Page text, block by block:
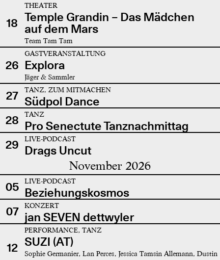
18
THEATER
Temple Grandin – Das Mädchen
auf dem Mars
Team Tam Tam
26
GASTVERANSTALTUNG
Explora
Jäger & Sammler
27 TANZ, ZUM MITMACHEN
Südpol Dance
28
TANZ
Pro Senectute Tanznachmittag
29
LIVE-PODCAST
Drags Uncut
November 2026
05 LIVE-PODCAST
Beziehungskosmos
07
KONZERT
jan SEVEN dettwyler
12
PERFORMANCE, TANZ
SUZI (AT)
Sophie Germanier, Lan Perces, Jessica Tamsin Allemann, Dustin